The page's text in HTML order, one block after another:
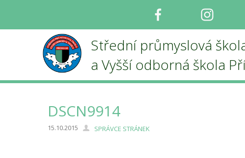
Střední průmyslová
a Vyšší odborná škola
DSCN9914
15.10.2015 SPRÁVCE STRÁNEK